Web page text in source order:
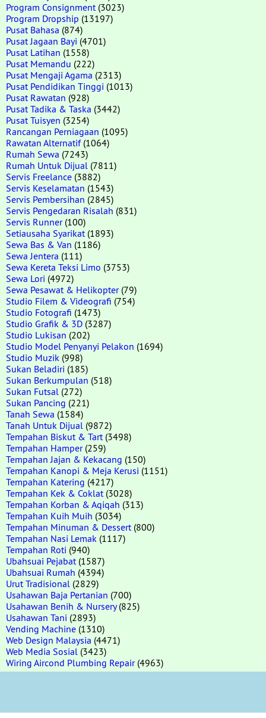
Program Consignment (3023)
Program Dropship (13197)
Pusat Bahasa (874)
Pusat Jagaan Bayi (4701)
Pusat Latihan (1558)
Pusat Memandu (222)
Pusat Mengaji Agama (2313)
Pusat Pendidikan Tinggi (1013)
Pusat Rawatan (928)
Pusat Tadika & Taska (3442)
Pusat Tuisyen (3254)
Rancangan Perniagaan (1095)
Rawatan Alternatif(1064)
Rumah Sewa (7243)
Rumah Untuk Dijual (7811)
Servis Freelance (3882)
Servis Keselamatan (1543)
Servis Pembersihan (2845)
Servis Pengedaran Risalah (831)
Servis Runner(100)
Setiausaha Syarikat (1893)
Sewa Bas & Van (1186)
Sewa Jentera (111)
Sewa Kereta Teksi Limo (3753)
Sewa Lori (4972)
Sewa Pesawat & Helikopter(79)
Studio Filem & Videografi (754)
Studio Fotografi (1473)
Studio Grafik & 3D (3287)
Studio Lukisan (202)
Studio Model Penyanyi Pelakon (1694)
Studio Muzik (998)
Sukan Beladiri (185)
Sukan Berkumpulan (518)
Sukan Futsal (272)
Sukan Pancing (221)
Tanah Sewa (1584)
Tanah Untuk Dijual (9872)
Tempahan Biskut & Tart (3498)
Tempahan Hamper(259)
Tempahan Jajan & Kekacang (150)
Tempahan Kanopi & Meja Kerusi (1151)
Tempahan Katering (4217)
Tempahan Kek & Coklat (3028)
Tempahan Korban & Aqiqah (313)
Tempahan Kuih Muih (3034)
Tempahan Minuman & Dessert (800)
Tempahan Nasi Lemak (1117)
Tempahan Roti (940)
Ubahsuai Pejabat (1587)
Ubahsuai Rumah (4394)
Urut Tradisional (2829)
Usahawan Baja Pertanian (700)
Usahawan Benih & Nursery(825)
Usahawan Tani (2893)
Vending Machine (1310)
Web Design Malaysia (4471)
Web Media Sosial (3423)
Wiring Aircond Plumbing Repair(4963)